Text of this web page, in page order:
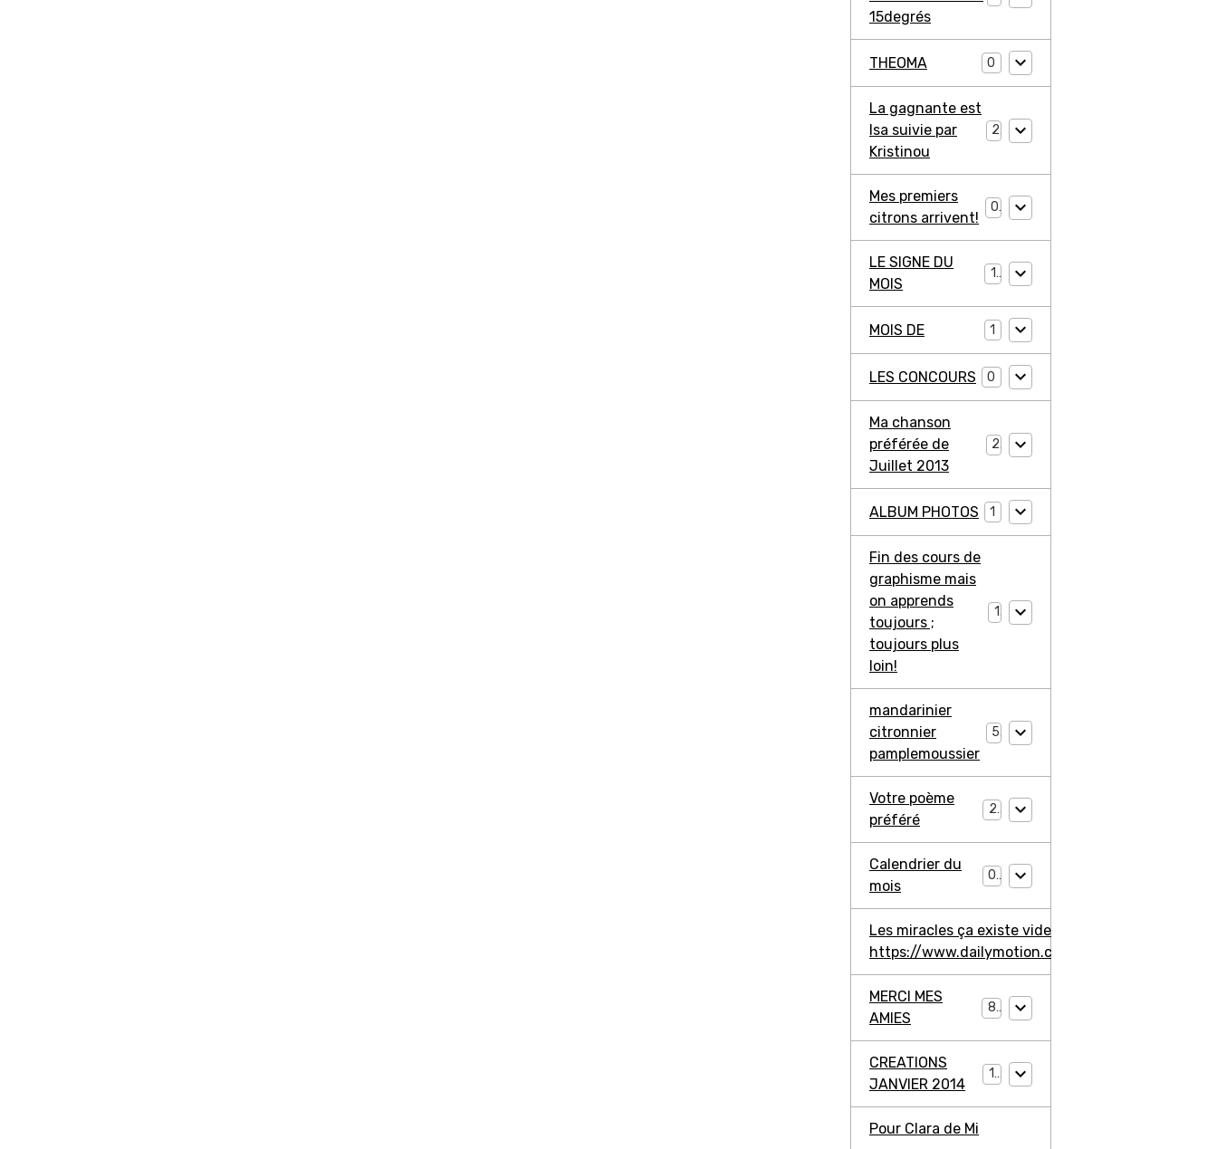
15degrés
THEOMA 0
La gagnante est
Isa suivie par
Kristinou
2
Mes premiers
citrons arrivent!
0
LE SIGNE DU
MOIS
1
MOIS DE 1
LES CONCOURS 0
Ma chanson
préférée de
Juillet 2013
2
ALBUM PHOTOS 1
Fin des cours de
graphisme mais
on apprends
toujours ;
toujours plus
loin!
1
mandarinier
citronnier
pamplemoussier
5
Votre poème
préféré
2
Calendrier du
mois
0
Les miracles ça existe video ma jambe avant
https://www.dailymotion.com/video/
MERCI MES
AMIES
8
CREATIONS
JANVIER 2014
11
Pour Clara de Mi